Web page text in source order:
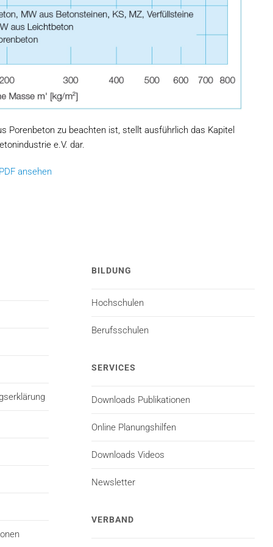
Porenbeton zu beachten ist, stellt ausführlich das Kapitel
e.V. dar.
ansehen
BILDUNG
Hochschulen
Berufsschulen
SERVICES
Downloads Publikationen
Online Planungshilfen
Downloads Videos
Newsletter
VERBAND